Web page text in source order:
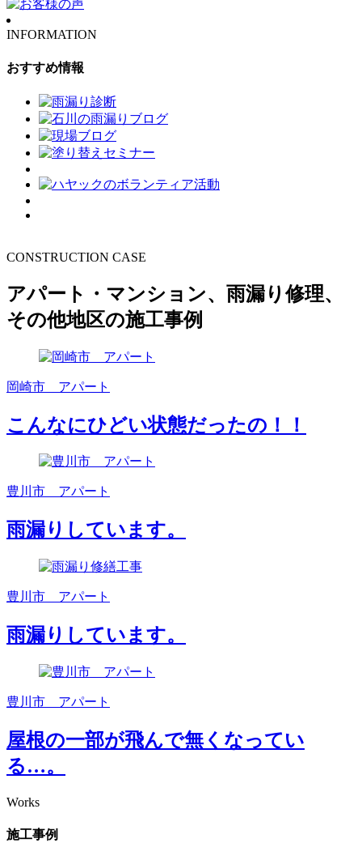
INFORMATION
おすすめ情報
CONSTRUCTION CASE
アパート・マンション、雨漏り修理、
その他地区の施工事例
岡崎市 アパート
こんなにひどい状態だったの！！
豊川市 アパート
雨漏りしています。
豊川市 アパート
雨漏りしています。
豊川市 アパート
屋根の一部が飛んで無くなってい
る…。
Works
施工事例